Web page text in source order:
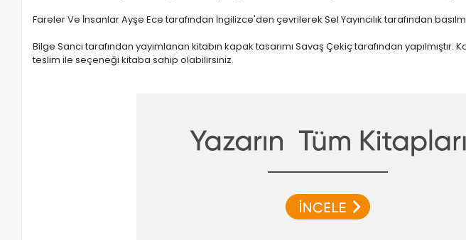
Fareler Ve İnsanlar Ayşe Ece tarafından İngilizce'den çevrilerek Sel Yayıncılık tarafından
Bilge Sancı tarafından yayımlanan kitabın kapak tasarımı Savaş Çekiç tarafından
teslim ile seçeneği kitaba sahip olabilirsiniz.